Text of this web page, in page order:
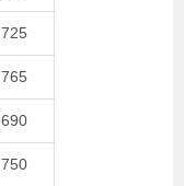
725
765
690
750